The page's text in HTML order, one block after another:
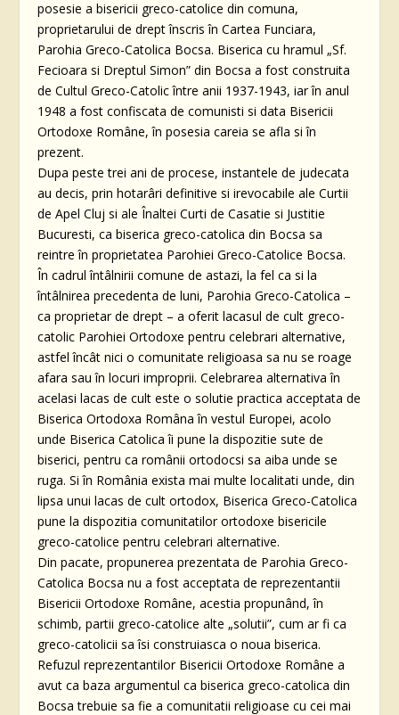
posesie a bisericii greco-catolice din comuna,
proprietarului de drept înscris în Cartea Funciara,
Parohia Greco-Catolica Bocsa. Biserica cu hramul „Sf.
Fecioara si Dreptul Simon” din Bocsa a fost construita
de Cultul Greco-Catolic între anii 1937-1943, iar în anul
1948 a fost confiscata de comunisti si data Bisericii
Ortodoxe Române, în posesia careia se afla si în
prezent.
Dupa peste trei ani de procese, instantele de judecata
au decis, prin hotarâri definitive si irevocabile ale Curtii
de Apel Cluj si ale Înaltei Curti de Casatie si Justitie
Bucuresti, ca biserica greco-catolica din Bocsa sa
reintre în proprietatea Parohiei Greco-Catolice Bocsa.
În cadrul întâlnirii comune de astazi, la fel ca si la
întâlnirea precedenta de luni, Parohia Greco-Catolica –
ca proprietar de drept – a oferit lacasul de cult greco-
catolic Parohiei Ortodoxe pentru celebrari alternative,
astfel încât nici o comunitate religioasa sa nu se roage
afara sau în locuri improprii. Celebrarea alternativa în
acelasi lacas de cult este o solutie practica acceptata de
Biserica Ortodoxa Româna în vestul Europei, acolo
unde Biserica Catolica îi pune la dispozitie sute de
biserici, pentru ca românii ortodocsi sa aiba unde se
ruga. Si în România exista mai multe localitati unde, din
lipsa unui lacas de cult ortodox, Biserica Greco-Catolica
pune la dispozitia comunitatilor ortodoxe bisericile
greco-catolice pentru celebrari alternative.
Din pacate, propunerea prezentata de Parohia Greco-
Catolica Bocsa nu a fost acceptata de reprezentantii
Bisericii Ortodoxe Române, acestia propunând, în
schimb, partii greco-catolice alte „solutii”, cum ar fi ca
greco-catolicii sa îsi construiasca o noua biserica.
Refuzul reprezentantilor Bisericii Ortodoxe Române a
avut ca baza argumentul ca biserica greco-catolica din
Bocsa trebuie sa fie a comunitatii religioase cu cei mai